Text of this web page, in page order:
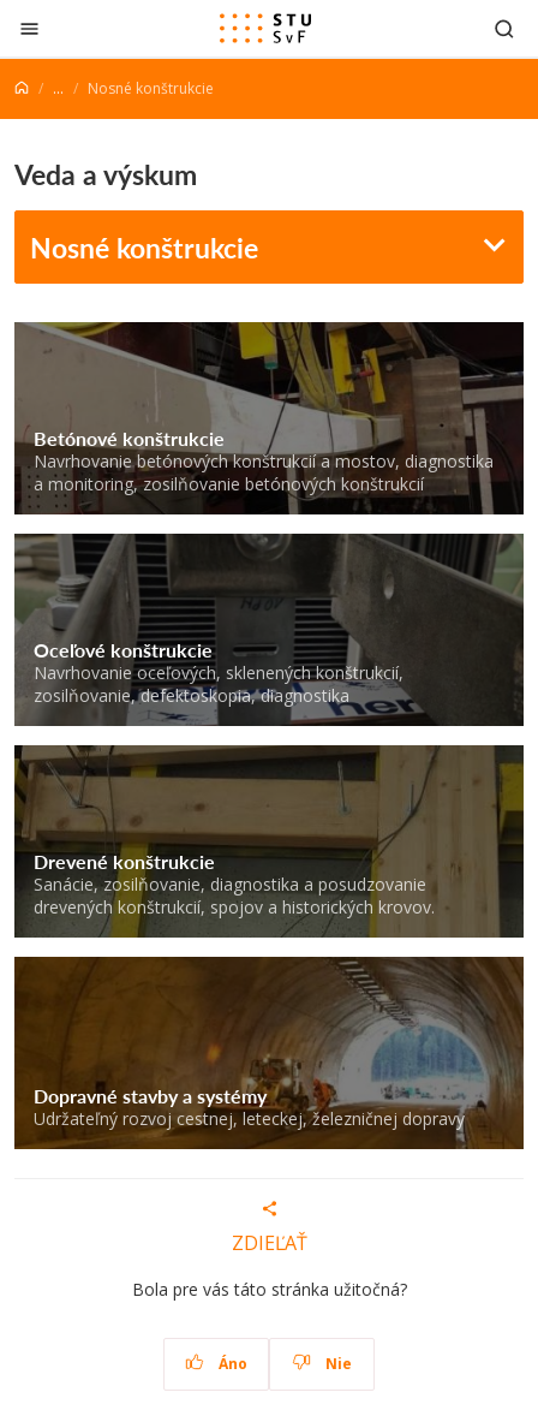
Prejsť na obsah
... Nosné konštrukcie
Veda a výskum
Nosné konštrukcie
Betónové konštrukcie
Navrhovanie betónových konštrukcií a mostov, diagnostika
a monitoring, zosilňovanie betónových konštrukcií
Oceľové konštrukcie
Navrhovanie oceľových, sklenených konštrukcií,
zosilňovanie, defektoskopia, diagnostika
Drevené konštrukcie
Sanácie, zosilňovanie, diagnostika a posudzovanie
drevených konštrukcií, spojov a historických krovov.
Dopravné stavby a systémy
Udržateľný rozvoj cestnej, leteckej, železničnej dopravy
ZDIEĽAŤ
Bola pre vás táto stránka užitočná?
Áno Nie